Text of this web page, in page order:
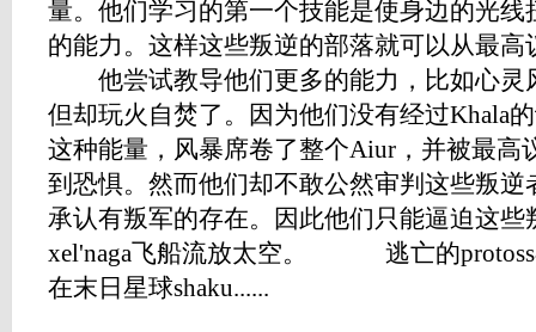
量。他们学习的第一个技能是使身边的光
的能力。这样这些叛逆的部落就可以从最
他尝试教导他们更多的能力，比如心灵
但却玩火自焚了。因为他们没有经过Khala
这种能量，风暴席卷了整个Aiur，并被最高
到恐惧。然而他们却不敢公然审判这些叛
承认有叛军的存在。因此他们只能逼迫这
xel'naga飞船流放太空。 逃亡的protoss
在末日星球shaku......